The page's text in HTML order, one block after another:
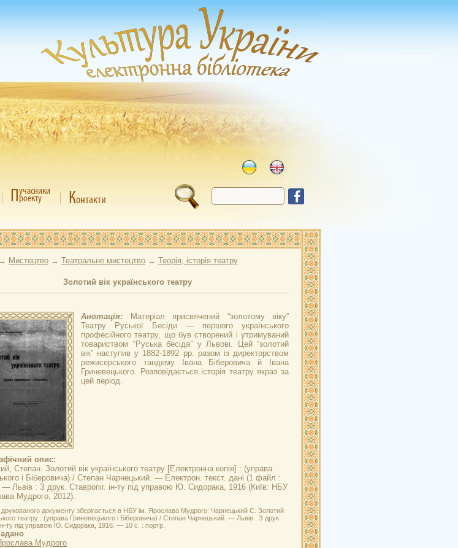
Пучасники
роекту Контакти
→ Мистецтво → Театральне мистецтво → Теорія, історія театру
Золотий вік українського театру
Анотація:
Матеріал присвячений “золотому віку”
Театру Руської Бесіди — першого українського
професійного театру, що був створений і утримуваний
товариством “Руська бесіда” у Львові. Цей “золотий
вік” наступив у 1882-1892 рр. разом із директорством
режисерського тандему Івана Біберовича й Івана
Гриневецького. Розповідається історія театру якраз за
цей період.
опис:
Степан. Золотий вік українського театру [Електронна копія] : (управа
і Біберовича) / Степан Чарнецький. — Електрон. текст. дані (1 файл :
Львів : З друк. Ставропіг. ін-ту під управою Ю. Сидорака, 1916 (Київ: НБУ
Мудрого, 2012).
друкованого документу зберігається в НБУ ім. Ярослава Мудрого: Чарнецький С. Золотий
театру : (управа Гриневецького і Біберовича) / Степан Чарнецький. — Львів : З друк.
ін-ту під управою Ю. Сидорака, 1916. — 10 с. : портр.
Мудрого